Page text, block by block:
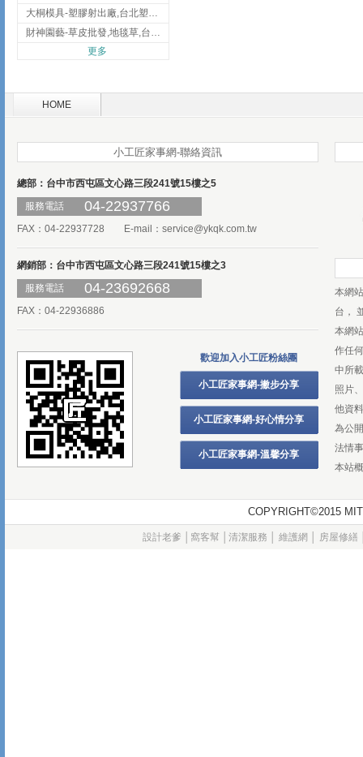
大桐模具-塑膠射出廠,台北塑膠射出廠
財神園藝-草皮批發,地毯草,台北草,彰化地毯草,彰化台北草
更多
HOME
小工匠家事網-聯絡資訊
總部：台中市西屯區文心路三段241號15樓之5
服務電話
04-22937766
FAX：04-22937728 E-mail： service@ykqk.com.tw
網銷部：台中市西屯區文心路三段241號15樓之3
服務電話
04-23692668
FAX：04-22936886
歡迎加入小工匠粉絲團
小工匠家事網-撇步分享
小工匠家事網-好心情分享
小工匠家事網-溫馨分享
本網
台，
本網
作任
中所
照片
他資
為公
法情
本站
COPYRIGHT©2015
設計老爹 窩客幫 清潔服務 維護網 房屋修繕